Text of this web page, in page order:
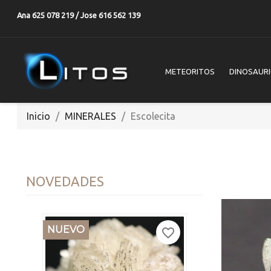
Ana 625 078 219 / Jose 616 562 139
METEORITOS
Inicio MINERALES Escolecita
NOVEDADES
NUEVO favorite_border